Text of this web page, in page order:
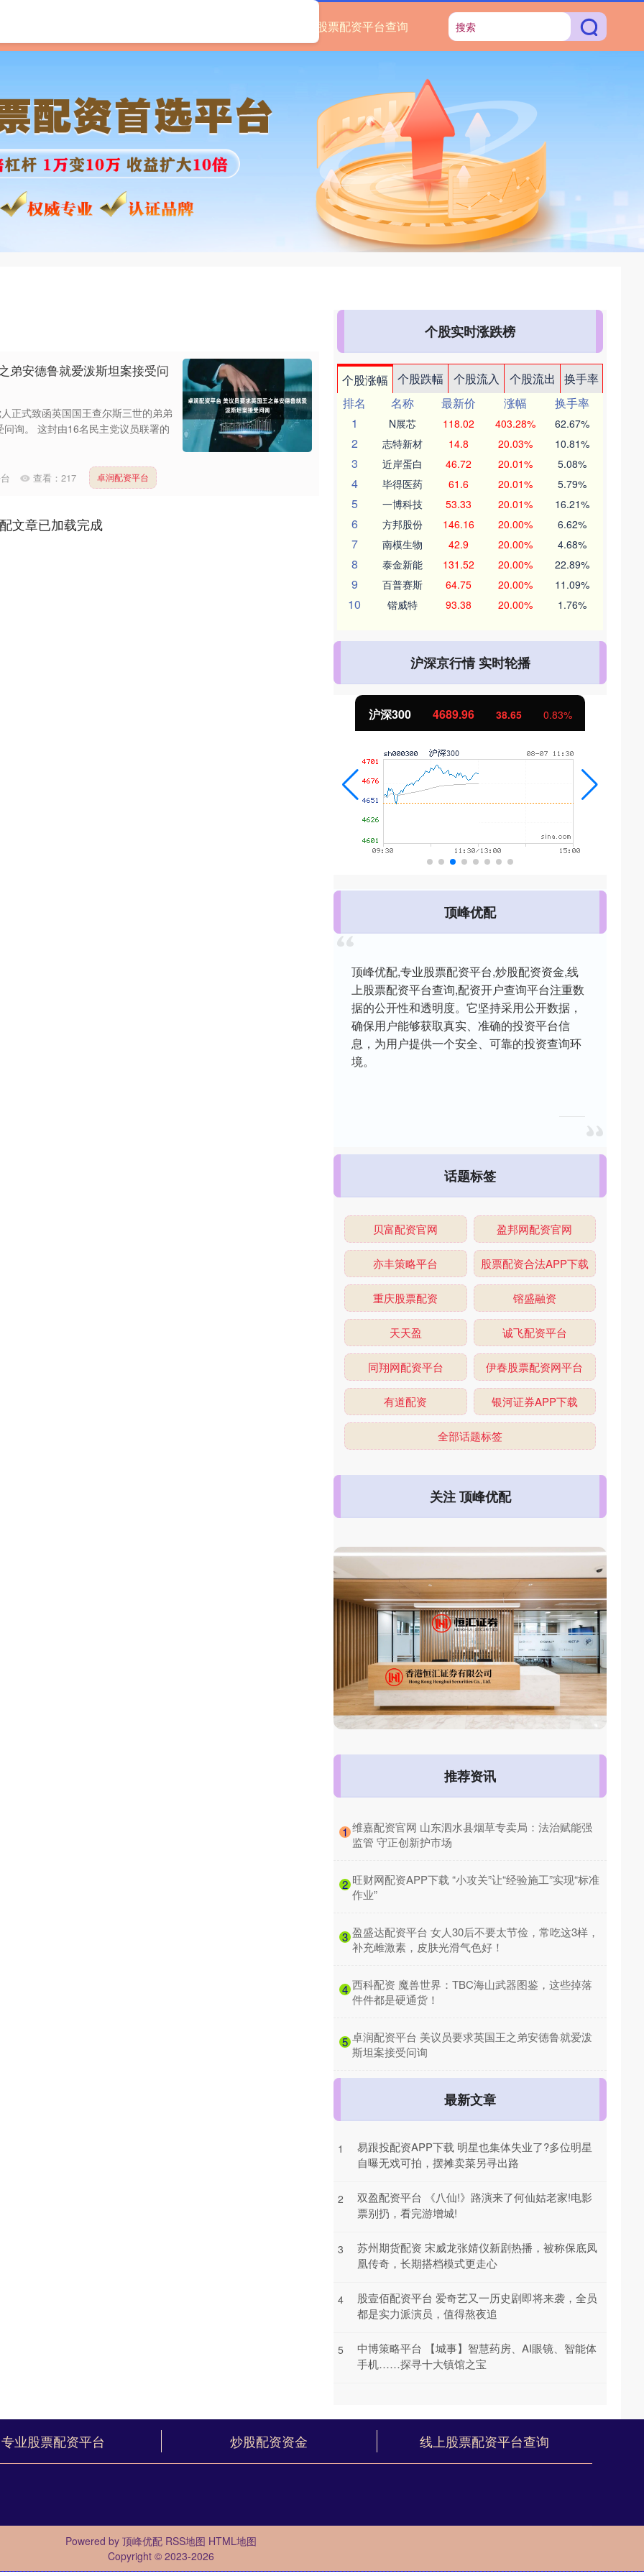
线上股票配资平台查询
弟安德鲁就爱泼斯坦案接受问
正式致函英国国王查尔斯三世的弟弟
询。 这封由16名民主党议员联署的
查看： 217 卓润配资平台
文章已加载完成
个股实时涨跌榜
个股涨幅 个股跌幅 个股流入 个股流出
换手率
排名
名称 最新价 涨幅
换手率
1
N展芯 118.02 403.28% 62.67%
2 志特新材 14.8 20.03% 10.81%
3 近岸蛋白 46.72 20.01% 5.08%
4 毕得医药 61.6 20.01% 5.79%
5 一博科技 53.33 20.01% 16.21%
6 方邦股份 146.16 20.00% 6.62%
7 南模生物 42.9 20.00% 4.68%
8 泰金新能 131.52 20.00% 22.89%
9 百普赛斯 64.75 20.00% 11.09%
10 锴威特 93.38 20.00% 1.76%
沪深京行情 实时轮播
沪深300 4689.96 38.65 0.83%
顶峰优配
顶峰优配,专业股票配资平台,炒股配资资金,线
上股票配资平台查询,配资开户查询平台注重数
据的公开性和透明度。它坚持采用公开数据，
确保用户能够获取真实、准确的投资平台信
息，为用户提供一个安全、可靠的投资查询环
境。
话题标签
贝富配资官网 盈邦网配资官网
亦丰策略平台 股票配资合法APP下载
重庆股票配资 镕盛融资
天天盈 诚飞配资平台
同翔网配资平台 伊春股票配资网平台
有道配资 银河证券APP下载
全部话题标签
关注 顶峰优配
推荐资讯
1 ​维嘉配资官网 山东泗水县烟草专卖局：法治赋能强
监管 守正创新护市场
2 ​旺财网配资APP下载 “小攻关”让“经验施工”实现“标准
作业”
3 ​盈盛达配资平台 女人30后不要太节俭，常吃这3样，
补充雌激素，皮肤光滑气色好！
4 ​西科配资 魔兽世界：TBC海山武器图鉴，这些掉落
件件都是硬通货！
5 ​卓润配资平台 美议员要求英国王之弟安德鲁就爱泼
斯坦案接受问询
最新文章
1
易跟投配资APP下载 明星也集体失业了?多位明星
自曝无戏可拍，摆摊卖菜另寻出路
2
双盈配资平台 《八仙!》路演来了何仙姑老家!电影
票别扔，看完游增城!
3
苏州期货配资 宋威龙张婧仪新剧热播，被称保底凤
凰传奇，长期搭档模式更走心
4
股壹佰配资平台 爱奇艺又一历史剧即将来袭，全员
都是实力派演员，值得熬夜追
5
中博策略平台 【城事】智慧药房、AI眼镜、智能体
手机……探寻十大镇馆之宝
专业股票配资平台 炒股配资资金 线上股票配资平台查询
Powered by 顶峰优配 RSS地图 HTML地图
Copyright © 2023-2026